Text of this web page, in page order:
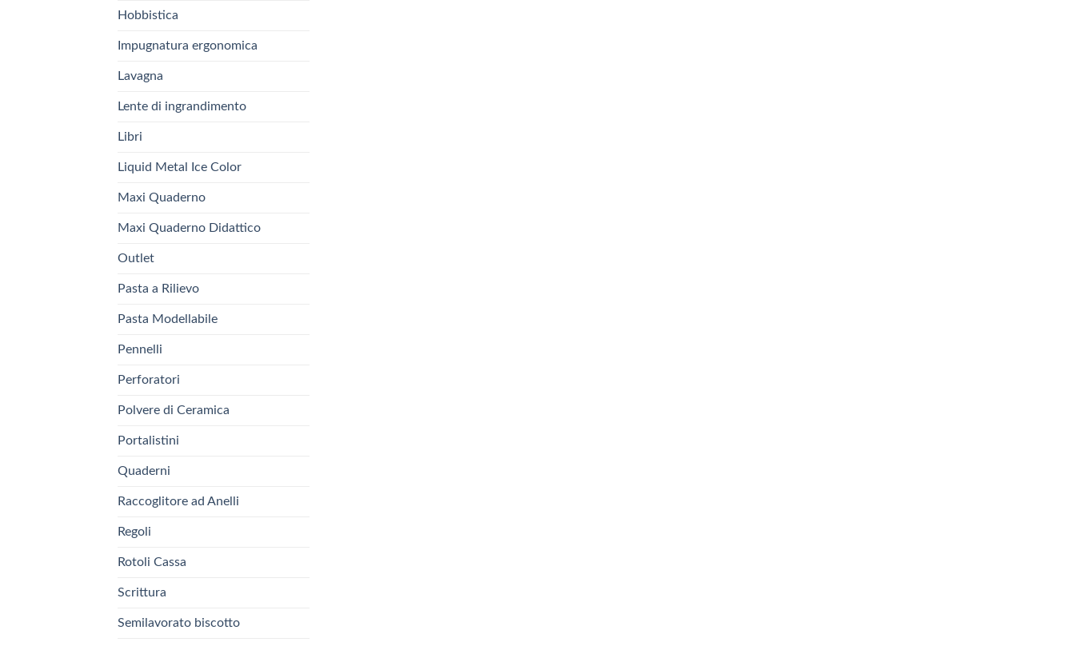
Hobbistica
Impugnatura ergonomica
Lavagna
Lente di ingrandimento
Libri
Liquid Metal Ice Color
Maxi Quaderno
Maxi Quaderno Didattico
Outlet
Pasta a Rilievo
Pasta Modellabile
Pennelli
Perforatori
Polvere di Ceramica
Portalistini
Quaderni
Raccoglitore ad Anelli
Regoli
Rotoli Cassa
Scrittura
Semilavorato biscotto